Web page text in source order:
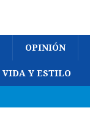
OPINIÓN
VIDA Y ESTILO